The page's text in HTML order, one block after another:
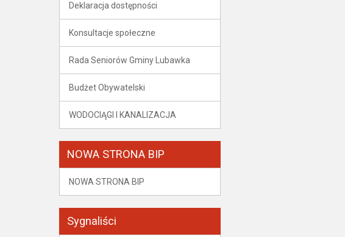
Deklaracja dostępności
Konsultacje społeczne
Rada Seniorów Gminy Lubawka
Budżet Obywatelski
WODOCIĄGI I KANALIZACJA
NOWA STRONA BIP
NOWA STRONA BIP
Sygnaliści